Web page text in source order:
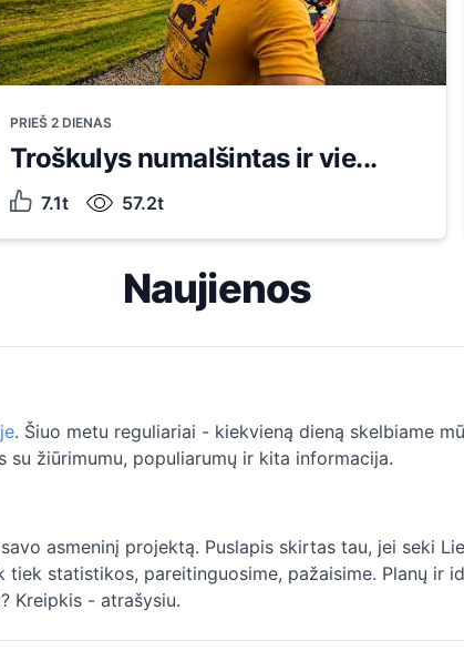
PRIEŠ 2 DIENAS
Troškulys numalšintas ir vie...
7.1t 57.2t
Naujienos
. Šiuo metu reguliariai - kiekvieną dieną skelbiame
su žiūrimumu, populiarumų ir kita informacija.
asmeninį projektą. Puslapis skirtas tau, jei seki
statistikos, pareitinguosime, pažaisime. Planų ir
Kreipkis - atrašysiu.